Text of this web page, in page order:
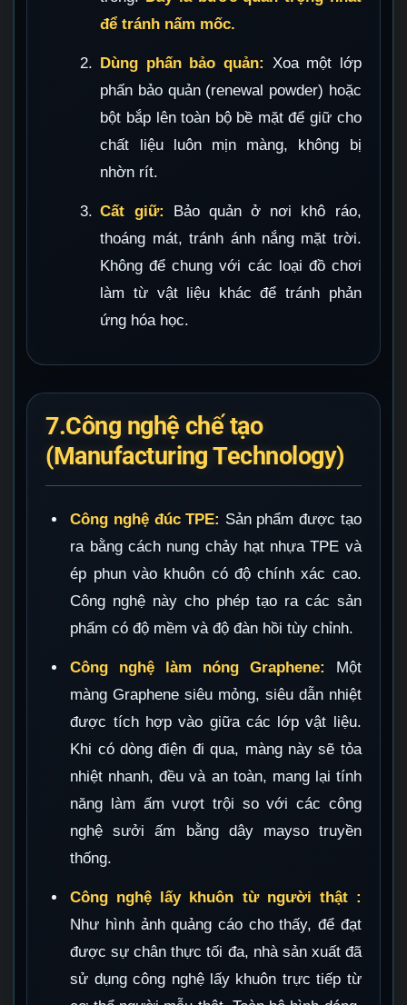
để tránh nấm mốc.
Dùng phấn bảo quản:
Xoa một lớp
phấn bảo quản (renewal powder) hoặc
bột bắp lên toàn bộ bề mặt để giữ cho
chất liệu luôn mịn màng, không bị
nhờn rít.
Cất giữ: Bảo quản ở nơi khô ráo,
thoáng mát, tránh ánh nắng mặt trời.
Không để chung với các loại đồ chơi
làm từ vật liệu khác để tránh phản
ứng hóa học.
7.Công nghệ chế tạo
(Manufacturing Technology)
Công nghệ đúc TPE: Sản phẩm được tạo
ra bằng cách nung chảy hạt nhựa TPE và
ép phun vào khuôn có độ chính xác cao.
Công nghệ này cho phép tạo ra các sản
phẩm có độ mềm và độ đàn hồi tùy chỉnh.
Công nghệ làm nóng Graphene: Một
màng Graphene siêu mỏng, siêu dẫn nhiệt
được tích hợp vào giữa các lớp vật liệu.
Khi có dòng điện đi qua, màng này sẽ tỏa
nhiệt nhanh, đều và an toàn, mang lại tính
năng làm ấm vượt trội so với các công
nghệ sưởi ấm bằng dây mayso truyền
thống.
Công nghệ lấy khuôn từ người thật :
Như hình ảnh quảng cáo cho thấy, để đạt
được sự chân thực tối đa, nhà sản xuất đã
sử dụng công nghệ lấy khuôn trực tiếp từ